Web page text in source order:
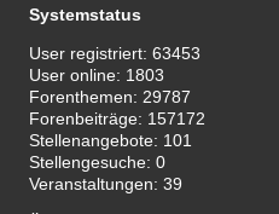
Systemstatus
User registriert:63453
User online: 1803
Forenthemen: 29787
Forenbeiträge: 157172
Stellenangebote: 101
Stellengesuche:0
Veranstaltungen:39